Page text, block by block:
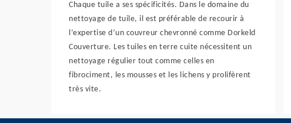
Chaque tuile a ses spécificités. Dans le domaine du
nettoyage de tuile, il est préférable de recourir à
l’expertise d’un couvreur chevronné comme Dorkeld
Couverture. Les tuiles en terre cuite nécessitent un
nettoyage régulier tout comme celles en
fibrociment, les mousses et les lichens y prolifèrent
très vite.